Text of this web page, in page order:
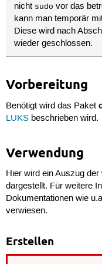
nicht sudo vor das
kann man temporär
Diese wird nach
wieder geschlossen.
Vorbereitung
Benötigt wird das Paket
LUKSbeschrieben wird.
Verwendung
Hier wird ein Auszug
dargestellt. Für weitere
Dokumentationen wie
verwiesen.
Erstellen